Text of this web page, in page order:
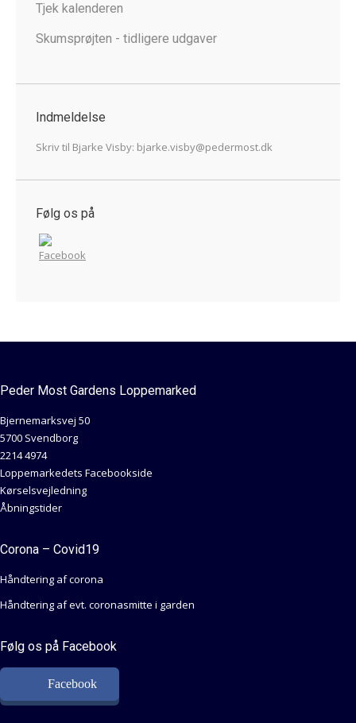
Tjek kalenderen
Skumsprøjten - tidligere udgaver
Indmeldelse
Skriv til Bjarke Visby: bjarke.visby@pedermost.dk
Følg os på
Peder Most Gardens Loppemarked
Bjernemarksvej 50
5700 Svendborg
2214 4974
Loppemarkedets Facebookside
Kørselsvejledning
Åbningstider
Corona – Covid19
Håndtering af corona
Håndtering af evt. coronasmitte i garden
Følg os på Facebook
Facebook